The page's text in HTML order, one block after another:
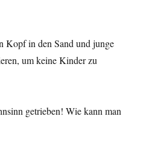
Kopf in den Sand und junge
um keine Kinder zu
getrieben! Wie kann man